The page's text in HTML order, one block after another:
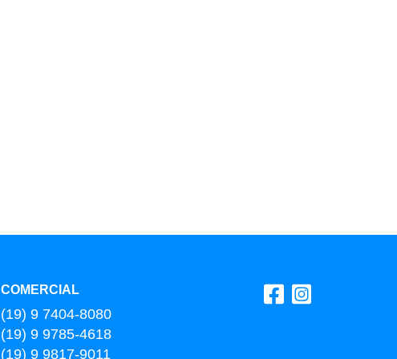
COMERCIAL
(19) 9 7404-8080
(19) 9 9785-4618
(19) 9 9817-9011